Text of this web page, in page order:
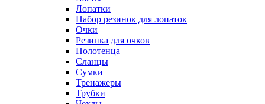
Лопатки
Набор резинок для лопаток
Очки
Резинка для очков
Полотенца
Сланцы
Сумки
Тренажеры
Трубки